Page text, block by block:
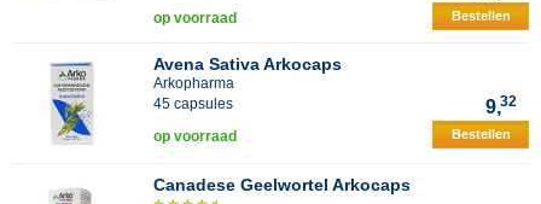
op voorraad Bestellen
Avena Sativa Arkocaps
Arkopharma
45 capsules
9,32
op voorraad Bestellen
Canadese Geelwortel Arkocaps